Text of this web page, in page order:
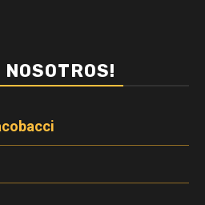
NOSOTROS!